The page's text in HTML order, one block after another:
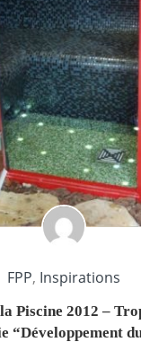
FPP, Inspirations
Piscine 2012 –
“Développement